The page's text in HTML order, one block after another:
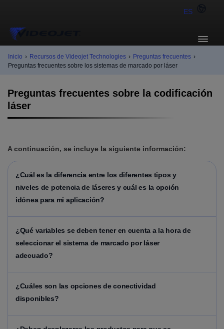
ES
Inicio › Recursos de Videojet Technologies › Preguntas frecuentes ›
Preguntas frecuentes sobre los sistemas de marcado por láser
Preguntas frecuentes sobre la codificación
láser
A continuación, se incluye la siguiente información:
¿Cuál es la diferencia entre los diferentes tipos y
niveles de potencia de láseres y cuál es la opción
idónea para mi aplicación?
¿Qué variables se deben tener en cuenta a la hora de
seleccionar el sistema de marcado por láser
adecuado?
¿Cuáles son las opciones de conectividad
disponibles?